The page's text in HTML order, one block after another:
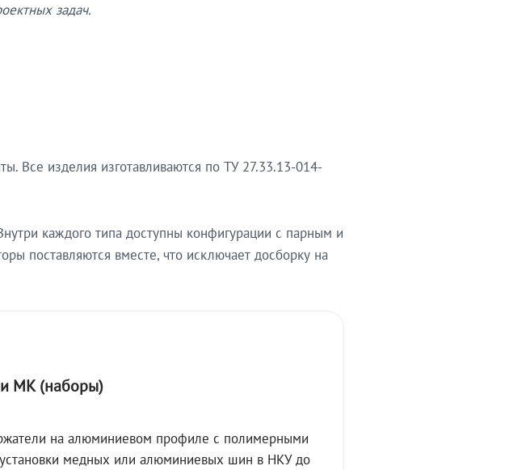
задач.
Все изделия изготавливаются по ТУ 27.33.13-014-
каждого типа доступны конфигурации с парным и
поставляются вместе, что исключает досборку на
МК (наборы)
на алюминиевом профиле с полимерными
медных или алюминиевых шин в НКУ до